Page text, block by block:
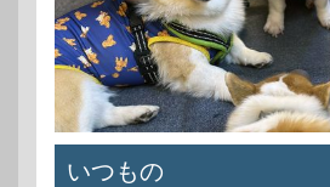
いつもの